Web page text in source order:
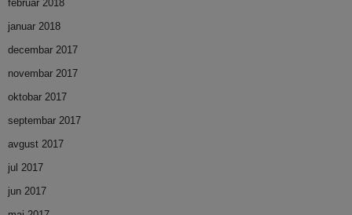
februar 2018
januar 2018
decembar 2017
novembar 2017
oktobar 2017
septembar 2017
avgust 2017
jul 2017
jun 2017